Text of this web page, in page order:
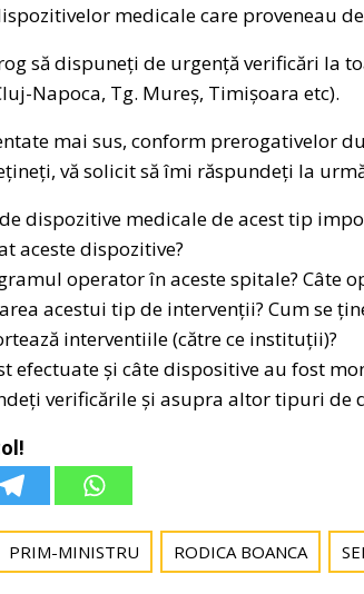
medicale care proveneau
să dispuneți de urgență verificări la
Napoca, Tg. Mureș, Timișoara etc).
mai sus, conform prerogativelor
vă solicit să îmi răspundeți la
dispozitive medicale de acest tip
aceste dispozitive?
operator în aceste spitale? Câte
acestui tip de intervenții? Cum se
interventiile (către ce instituții)?
efectuate și câte dispositive au fost
verificările și asupra altor tipuri de
PRIM-MINISTRU RODICA BOANCA